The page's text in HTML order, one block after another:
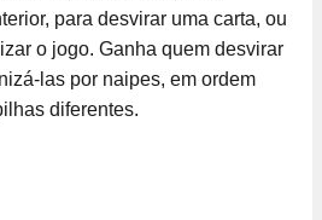
para desvirar uma carta, ou
o jogo. Ganha quem desvirar
las por naipes, em ordem
diferentes.